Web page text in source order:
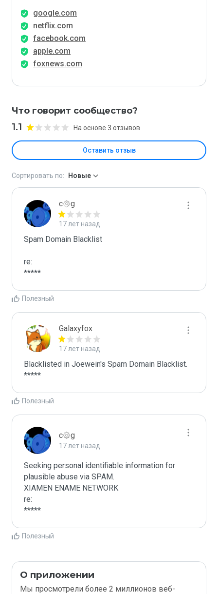
google.com
netflix.com
facebook.com
apple.com
foxnews.com
Что говорит сообщество?
1.1 На основе 3 отзывов
Оставить отзыв
Сортировать по: Новые
c۞g
17 лет назад
Spam Domain Blacklist
re:
*****
Полезный
Galaxyfox
17 лет назад
Blacklisted in Joewein's Spam Domain Blacklist.
*****
Полезный
c۞g
17 лет назад
Seeking personal identifiable information for
plausible abuse via SPAM.
XIAMEN ENAME NETWORK
re:
*****
Полезный
О приложении
Мы просмотрели более 2 миллионов веб-